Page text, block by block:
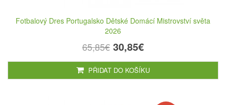
Fotbalový Dres Portugalsko Dětské Domácí Mistrovství světa
2026
65,85€ 30,85€
PŘIDAT DO KOŠÍKU